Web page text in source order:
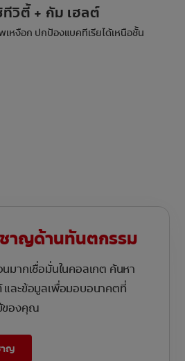
ทีวิตี้ + กัม เฮลต์
หงือก ปกป้องแบคทีเรียได้เหนือชั้น
าญด้านทันตกรรม
มากเชื่อมั่นในคอลเกต ค้นหา
ละข้อมูลเพื่อมอบอนาคตที่
ของคุณ
าญ